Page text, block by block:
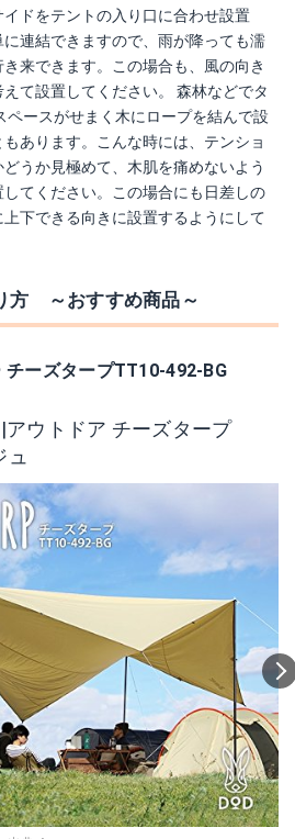
ドをテントの入り口に合わせ設置
連結できますので、雨が降っても濡
来できます。この場合も、風の向き
て設置してください。 森林などでタ
ペースがせまく木にロープを結んで設
あります。こんな時には、テンショ
うか見極めて、木肌を痛めないよう
てください。この場合にも日差しの
下できる向きに設置するようにして
方 ～おすすめ商品～
チーズタープTT10-492-BG
アウトドア チーズタープ